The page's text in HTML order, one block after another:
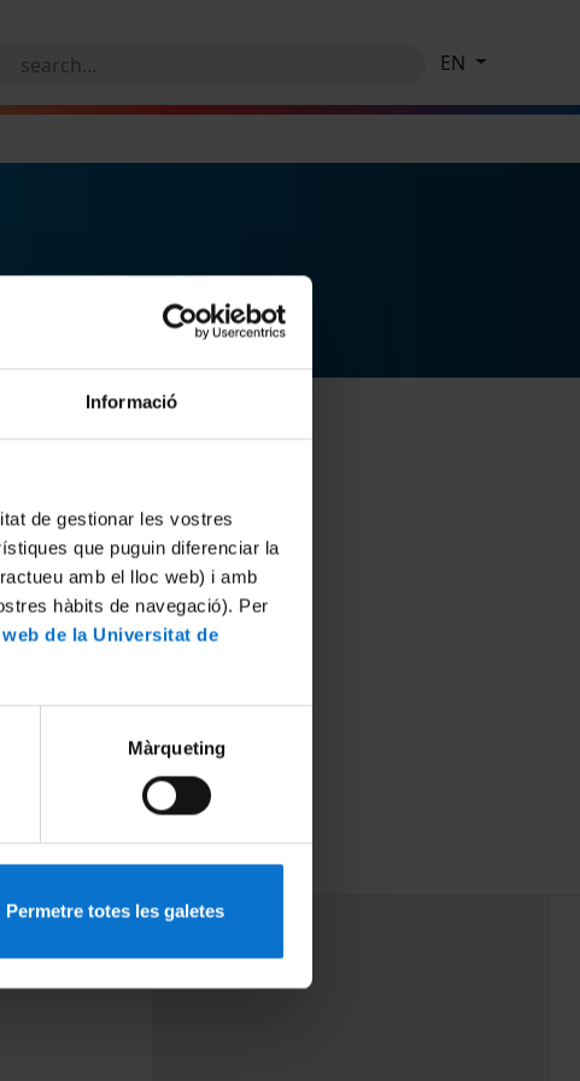
Informació
de gestionar les vostres
que puguin diferenciar la
amb el lloc web) i amb
hàbits de navegació). Per
de la Universitat de
Màrqueting
Permetre totes les galetes
EN
PEU 3